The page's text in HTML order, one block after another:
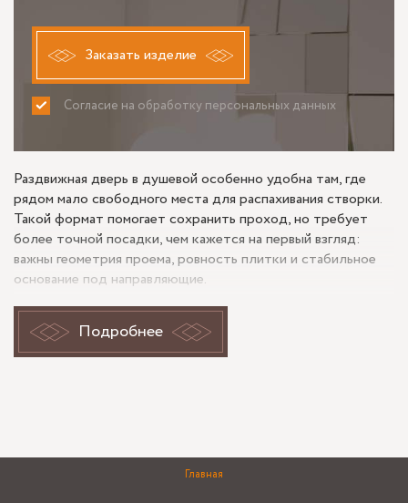
Заказать изделие
Согласие на обработку персональных данных
ПРИНИМАЮ НЕ ПРИНИМАЮ
Раздвижная дверь в душевой особенно удобна там, где
рядом мало свободного места для распахивания створки.
Такой формат помогает сохранить проход, но требует
более точной посадки, чем кажется на первый взгляд:
важны геометрия проема, ровность плитки и стабильное
основание под направляющие.
Стеклянная перегородка для душа с раздвижной дверью
на ул. Типанова интересна именно монтажной логикой. В
подобных заказах результат зависит не только от стекла,
Почему раздвижная дверь в
Подробнее
Главная